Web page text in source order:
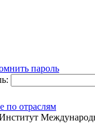
пароль
по отраслям